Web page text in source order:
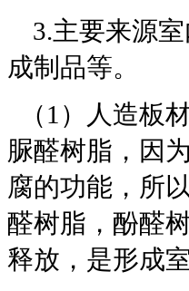
3.主要来源室
成制品等。
（1）人造板
脲醛树脂，因
腐的功能，所
醛树脂，酚醛
释放，是形成